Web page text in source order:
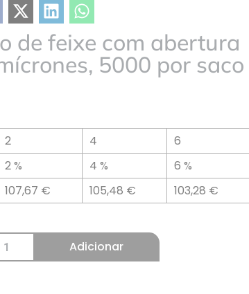
de feixe com abertura
5000 por saco
2
2 %
107,67 €
4
4 %
105,48 €
6
6 %
103,28 €
Adicionar